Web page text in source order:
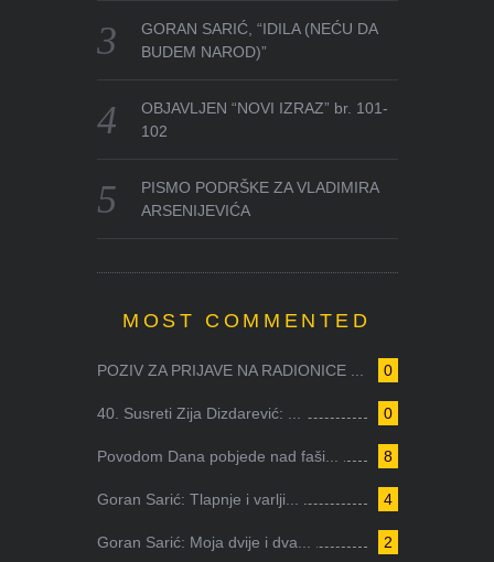
GORAN SARIĆ, “IDILA (NEĆU DA
BUDEM NAROD)”
OBJAVLJEN “NOVI IZRAZ” br. 101-
102
PISMO PODRŠKE ZA VLADIMIRA
ARSENIJEVIĆA
MOST COMMENTED
0
POZIV ZA PRIJAVE NA RADIONICE ...
0
40. Susreti Zija Dizdarević: ...
8
Povodom Dana pobjede nad faši...
4
Goran Sarić: Tlapnje i varlji...
2
Goran Sarić: Moja dvije i dva...